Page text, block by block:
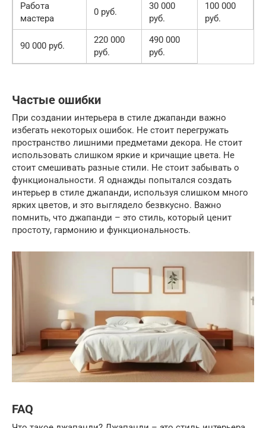
Работа
мастера
0 руб.
30 000
руб.
100 000
руб.
90 000 руб.
220 000
руб.
490 000
руб.
Частые ошибки
При создании интерьера в стиле джапанди важно
избегать некоторых ошибок. Не стоит перегружать
пространство лишними предметами декора. Не стоит
использовать слишком яркие и кричащие цвета. Не
стоит смешивать разные стили. Не стоит забывать о
функциональности. Я однажды попытался создать
интерьер в стиле джапанди, используя слишком много
ярких цветов, и это выглядело безвкусно. Важно
помнить, что джапанди – это стиль, который ценит
простоту, гармонию и функциональность.
FAQ